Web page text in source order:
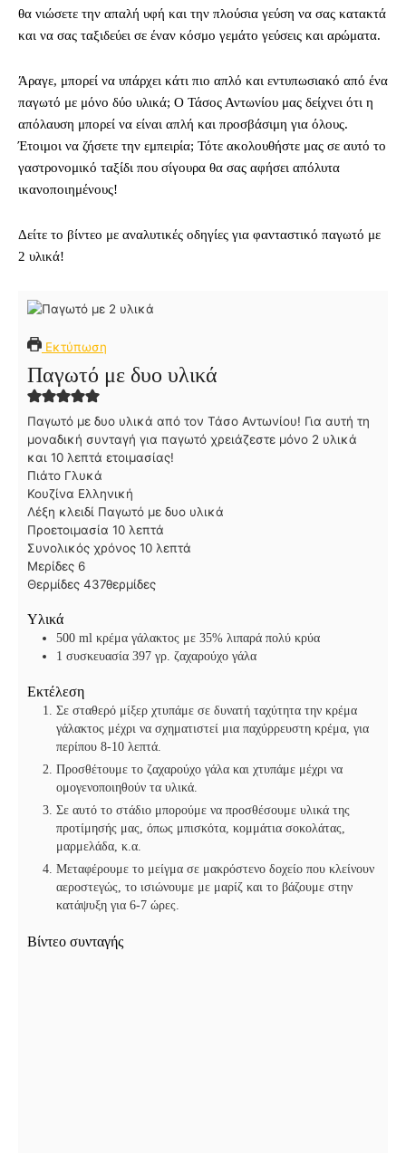
θα νιώσετε την απαλή υφή και την πλούσια γεύση να σας κατακτά
και να σας ταξιδεύει σε έναν κόσμο γεμάτο γεύσεις και αρώματα.
Άραγε, μπορεί να υπάρχει κάτι πιο απλό και εντυπωσιακό από ένα
παγωτό με μόνο δύο υλικά; Ο Τάσος Αντωνίου μας δείχνει ότι η
απόλαυση μπορεί να είναι απλή και προσβάσιμη για όλους.
Έτοιμοι να ζήσετε την εμπειρία; Τότε ακολουθήστε μας σε αυτό το
γαστρονομικό ταξίδι που σίγουρα θα σας αφήσει απόλυτα
ικανοποιημένους!
Δείτε το βίντεο με αναλυτικές οδηγίες για φανταστικό παγωτό με
2 υλικά!
Εκτύπωση
Παγωτό με δυο υλικά
Παγωτό με δυο υλικά από τον Τάσο Αντωνίου! Για αυτή τη
μοναδική συνταγή για παγωτό χρειάζεστε μόνο 2 υλικά
και 10 λεπτά ετοιμασίας!
Πιάτο Γλυκά
Κουζίνα Ελληνική
Λέξη κλειδί Παγωτό με δυο υλικά
Προετοιμασία 10λ
ε
τ
λεπτά
Συνολικός χρόνος 10λ
π
λεπτά
Μερίδες 6
Θερμίδες 437θερμίδες
Υλικά
500 ml κρέμα γάλακτος με 35% λιπαρά πολύ κρύα
1 συσκευασία 397 γρ. ζαχαρούχο γάλα
Εκτέλεση
Σε σταθερό μίξερ χτυπάμε σε δυνατή ταχύτητα την κρέμα
γάλακτος μέχρι να σχηματιστεί μια παχύρρευστη κρέμα, για
περίπου 8-10 λεπτά.
Προσθέτουμε το ζαχαρούχο γάλα και χτυπάμε μέχρι να
ομογενοποιηθούν τα υλικά.
Σε αυτό το στάδιο μπορούμε να προσθέσουμε υλικά της
προτίμησής μας, όπως μπισκότα, κομμάτια σοκολάτας,
μαρμελάδα, κ.α.
Μεταφέρουμε το μείγμα σε μακρόστενο δοχείο που κλείνουν
αεροστεγώς, το ισιώνουμε με μαρίζ και το βάζουμε στην
κατάψυξη για 6-7 ώρες.
Βίντεο συνταγής